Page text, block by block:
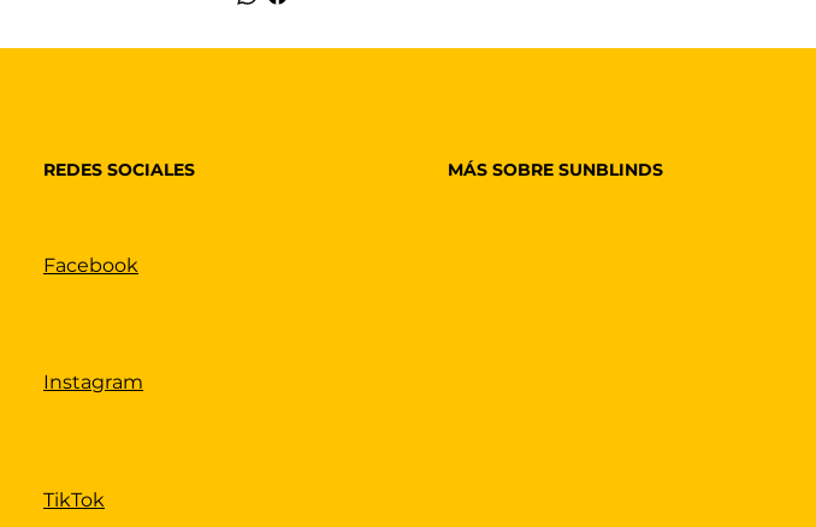
REDES SOCIALES
Facebook
Instagram
TikTok
MÁS SOBRE SUNBLINDS